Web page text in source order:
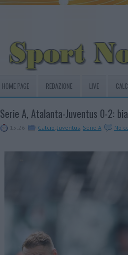
HOME PAGE REDAZIONE LIVE
Serie A, Atalanta-Juventus 0-2:
15:26 Calcio ,Juventus Serie A No